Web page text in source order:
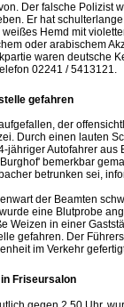
Der falsche Polizist
Er hat
Hemd mit
oder arabischem
waren deutsche
02241 / 5413121.
gefahren
der
Durch einen lauten
jähriger Autofahrer aus
bemerkbar
betrunken sei,
der Beamten
eine Blutprobe
Weizen in einer
gefahren. Der
im Verkehr
Friseursalon